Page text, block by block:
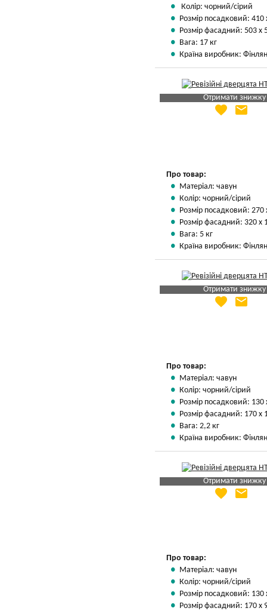
Колір: чорний/сірий
Розмір посадковий:
Розмір фасадний: 503 х
Вага: 17 кг
Країна виробник:
Отримати знижку
Яка Ваша ціна
favorite email
Про товар:
Матеріал: чавун
Колір: чорний/сірий
Розмір посадковий:
Розмір фасадний: 320 х
Вага: 5 кг
Країна виробник:
Отримати знижку
Яка Ваша ціна
favorite email
Про товар:
Матеріал: чавун
Колір: чорний/сірий
Розмір посадковий:
Розмір фасадний: 170 х
Вага: 2,2 кг
Країна виробник:
Отримати знижку
Яка Ваша ціна
favorite email
Про товар:
Матеріал: чавун
Колір: чорний/сірий
Розмір посадковий: 130
Розмір фасадний: 170 х